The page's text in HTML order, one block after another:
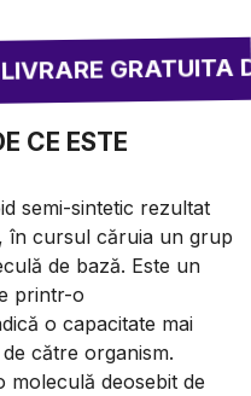
GRATUITA DE
CE ESTE
semi-sintetic rezultat
în cursul căruia un grup
de bază. Este un
printr-o
o capacitate mai
către organism.
moleculă deosebit de